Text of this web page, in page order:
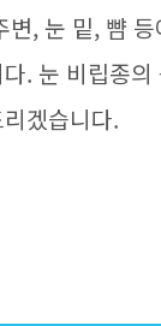
, 눈 밑, 뺨
. 눈 비립종
겠습니다.